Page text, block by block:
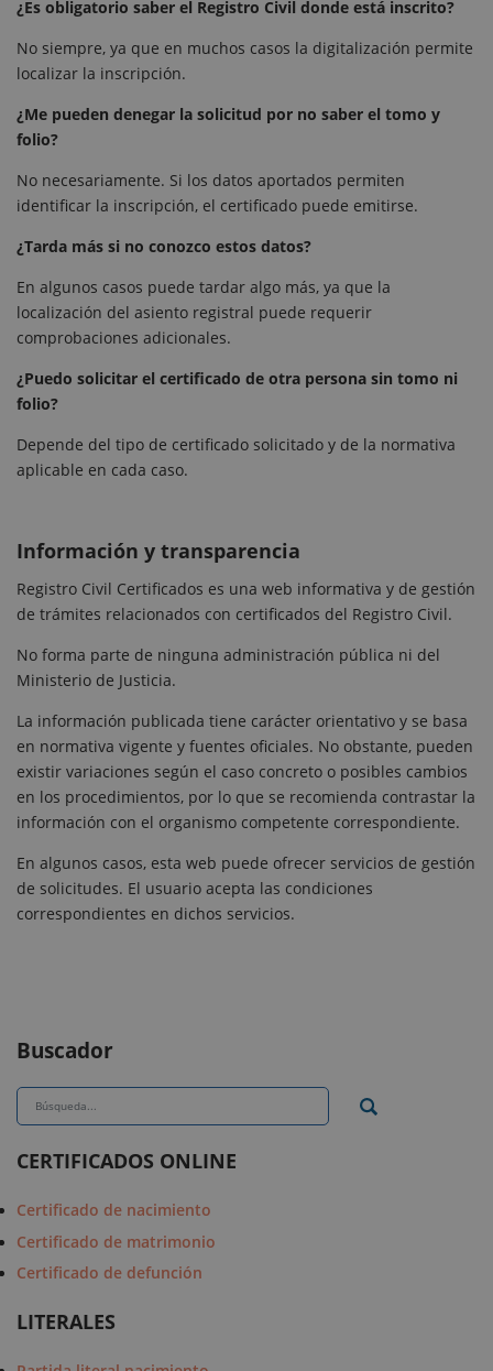
¿Es obligatorio saber el Registro Civil donde está inscrito?
No siempre, ya que en muchos casos la digitalización permite
localizar la inscripción.
¿Me pueden denegar la solicitud por no saber el tomo y
folio?
No necesariamente. Si los datos aportados permiten
identificar la inscripción, el certificado puede emitirse.
¿Tarda más si no conozco estos datos?
En algunos casos puede tardar algo más, ya que la
localización del asiento registral puede requerir
comprobaciones adicionales.
¿Puedo solicitar el certificado de otra persona sin tomo ni
folio?
Depende del tipo de certificado solicitado y de la normativa
aplicable en cada caso.
Información y transparencia
Registro Civil Certificados es una web informativa y de gestión
de trámites relacionados con certificados del Registro Civil.
No forma parte de ninguna administración pública ni del
Ministerio de Justicia.
La información publicada tiene carácter orientativo y se basa
en normativa vigente y fuentes oficiales. No obstante, pueden
existir variaciones según el caso concreto o posibles cambios
en los procedimientos, por lo que se recomienda contrastar la
información con el organismo competente correspondiente.
En algunos casos, esta web puede ofrecer servicios de gestión
de solicitudes. El usuario acepta las condiciones
correspondientes en dichos servicios.
Buscador
CERTIFICADOS ONLINE
Certificado de nacimiento
Certificado de matrimonio
Certificado de defunción
LITERALES